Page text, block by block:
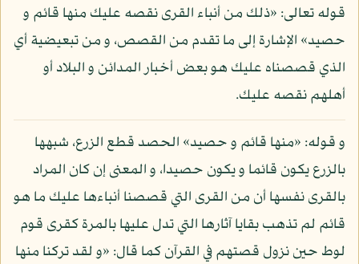
قوله تعالى: «ذلك من أنباء القرى نقصه عليك منها قائم و
حصيد» الإشارة إلى ما تقدم من القصص، و من تبعيضية أي
الذي قصصناه عليك هو بعض أخبار المدائن و البلاد أو
أهلهم نقصه عليك.
و قوله: «منها قائم و حصيد» الحصد قطع الزرع، شبهها
بالزرع يكون قائما و يكون حصيدا، و المعنى إن كان المراد
بالقرى نفسها أن من القرى التي قصصنا أنباءها عليك ما هو
قائم لم تذهب بقايا آثارها التي تدل عليها بالمرة كقرى قوم
لوط حين نزول قصتهم في القرآن كما قال: «و لقد تركنا منها